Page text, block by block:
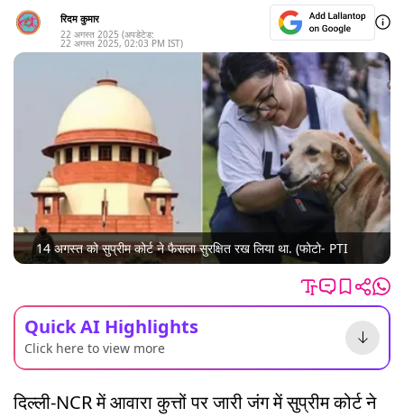
रिदम कुमार
22 अगस्त 2025 (अपडेटेड:
22 अगस्त 2025, 02:03 PM IST)
14 अगस्त को सुप्रीम कोर्ट ने फैसला सुरक्षित रख लिया था. (फोटो- PTI
Quick AI Highlights
Click here to view more
दिल्ली-NCR में आवारा कुत्तों पर जारी जंग में सुप्रीम कोर्ट ने